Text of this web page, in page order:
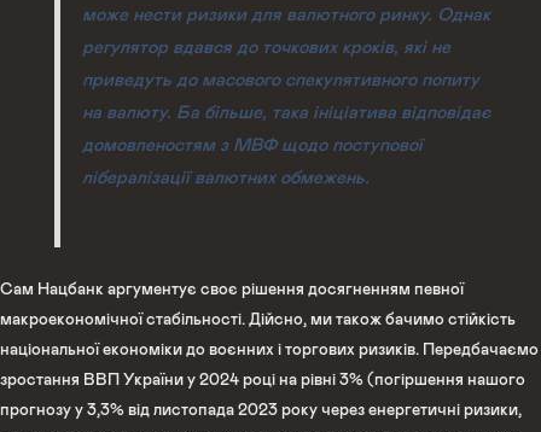
може нести ризики для валютного ринку. Однак
регулятор вдався до точкових кроків, які не
приведуть до масового спекулятивного попиту
на валюту. Ба більше, така ініціатива відповідає
домовленостям з МВФ щодо поступової
лібералізації валютних обмежень.
Сам Нацбанк аргументує своє рішення досягненням певної
макроекономічної стабільності. Дійсно, ми також бачимо стійкість
національної економіки до воєнних і торгових ризиків. Передбачаємо
зростання ВВП України у 2024 році на рівні 3% (погіршення нашого
прогнозу у 3,3% від листопада 2023 року через енергетичні ризики,